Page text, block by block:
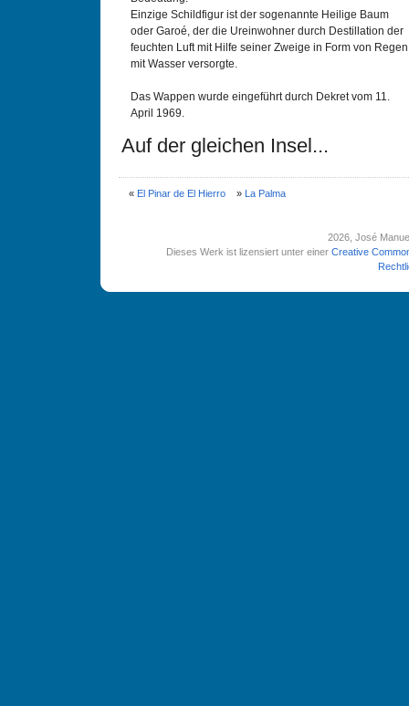
Einzige Schildfigur ist der sogenannte Heilige Baum
oder Garoé, der die Ureinwohner durch Destillation der
feuchten Luft mit Hilfe seiner Zweige in Form von Regen
mit Wasser versorgte.
Das Wappen wurde eingeführt durch Dekret vom 11.
April 1969.
Auf der gleichen Insel...
« El Pinar de El Hierro» La Palma
2026 , José
Dieses Werk ist lizensiert unter einer Creative